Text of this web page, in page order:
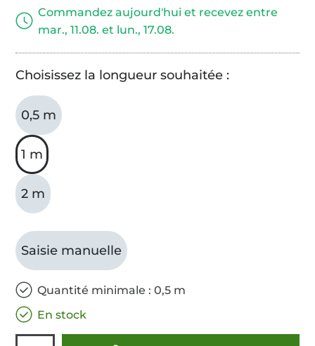
Commandez aujourd'hui et recevez entre
mar., 11.08. et lun., 17.08.
Choisissez la longueur souhaitée :
0,5 m
1 m
2 m
Saisie manuelle
Quantité minimale : 0,5 m
En stock